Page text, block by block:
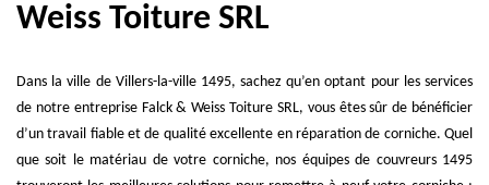
Weiss Toiture SRL
Dans la ville de Villers-la-ville 1495, sachez qu’en optant pour les services
de notre entreprise Falck & Weiss Toiture SRL, vous êtes sûr de bénéficier
d’un travail fiable et de qualité excellente en réparation de corniche. Quel
que soit le matériau de votre corniche, nos équipes de couvreurs 1495